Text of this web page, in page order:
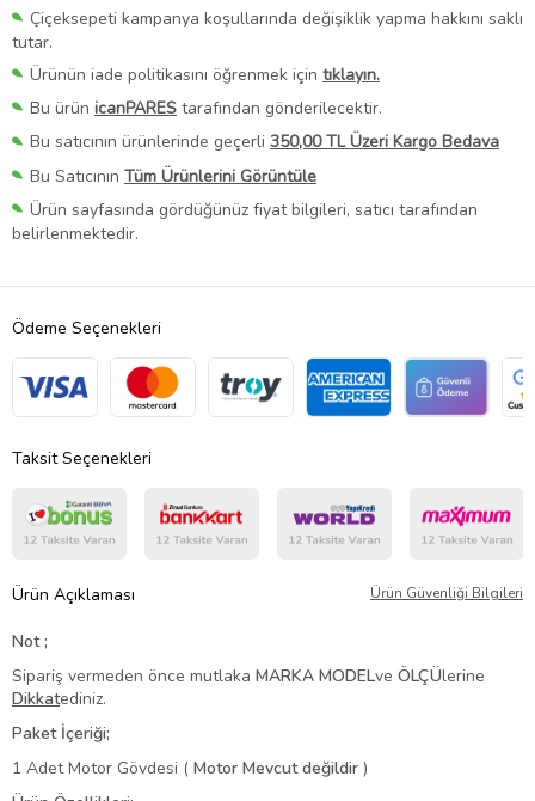
Çiçeksepeti kampanya koşullarında değişiklik yapma hakkını saklı
tutar.
Ürünün iade politikasını öğrenmek için tıklayın.
Bu ürün icanPARES tarafından gönderilecektir.
Bu satıcının ürünlerinde geçerli 350,00 TL Üzeri Kargo Bedava
Bu Satıcının Tüm Ürünlerini Görüntüle
Ürün sayfasında gördüğünüz fiyat bilgileri, satıcı tarafından
belirlenmektedir.
Ödeme Seçenekleri
Taksit Seçenekleri
Ürün Açıklaması Ürün Güvenliği Bilgileri
Not ;
Sipariş vermeden önce mutlaka MARKA MODELve ÖLÇÜlerine
Dikkatediniz.
Paket İçeriği;
1 Adet Motor Gövdesi ( Motor Mevcut değildir )